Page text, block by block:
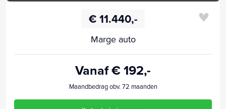
€ 11.440,-
Marge auto
Vanaf € 192,-
Maandbedrag obv. 72 maanden